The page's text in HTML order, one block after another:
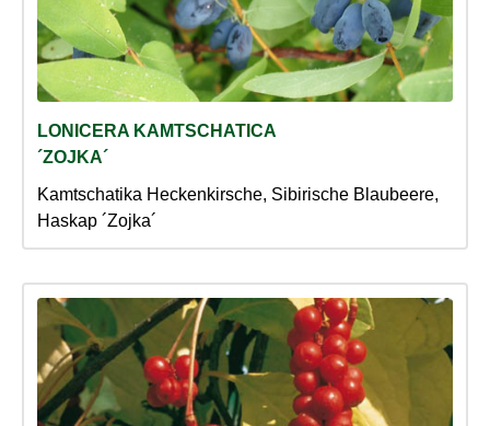
LONICERA KAMTSCHATICA
´ZOJKA´
Kamtschatika Heckenkirsche, Sibirische Blaubeere,
Haskap ´Zojka´